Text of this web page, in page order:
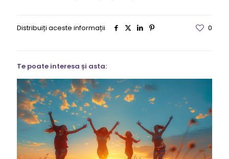
Distribuiți aceste informații 0
Te poate interesa și asta: